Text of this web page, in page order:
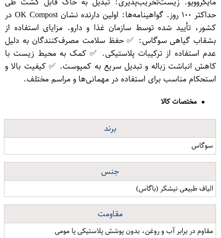
حداکثر ۱۰۰ روز. گواهینامه‌ها: اولین دارنده نشان OK Compost در
کشور، تأیید شده توسط سازمان غذا و دارو. مزایای استفاده از
بشقاب گیاهی سوگاس: ✅ حفظ سلامت مصرف‌کنندگان به دلیل
عدم استفاده از ترکیبات پلاستیکی. ✅ کمک به محیط زیست با
کاهش انباشت زباله و تبدیل سریع به کمپوست. ✅ کیفیت بالا و
استحکام مناسب برای استفاده در مهمانی‌ها و مراسم مختلف.
مختصات کالا
برند
سوگاس
جنس
الیاف طبیعی نیشکر (باگاس)
مقاومت
مقاوم در برابر آب و روغن، بدون پوشش پلاستیکی یا مومی